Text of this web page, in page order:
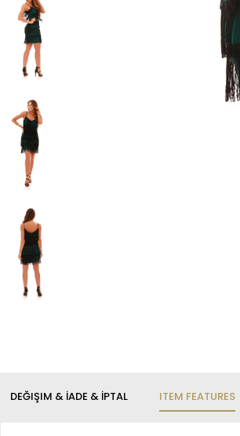
ITEM FEATURES
DEĞIŞIM & İADE & İPTAL